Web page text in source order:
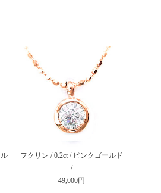
フクリン / 0.2ct / ピンクゴールド
/
49,000円